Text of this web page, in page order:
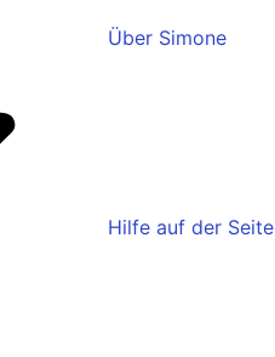
Über Simone
Hilfe auf der Seite